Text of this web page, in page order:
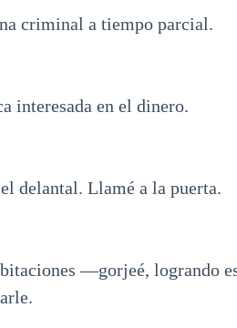
criminal a tiempo parcial.
interesada en el dinero.
delantal. Llamé a la puerta.
—gorjeé, logrando